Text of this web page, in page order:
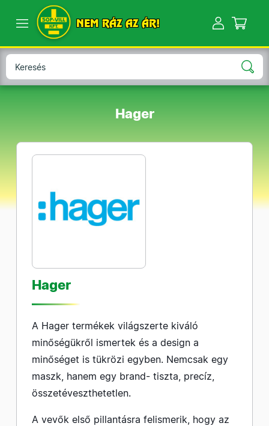
NEM RÁZ AZ ÁR!
Hager
Hager
A Hager termékek világszerte kiváló
minőségükről ismertek és a design a
minőséget is tükrözi egyben. Nemcsak egy
maszk, hanem egy brand- tiszta, precíz,
összetéveszthetetlen.
A vevők első pillantásra felismerik, hogy az